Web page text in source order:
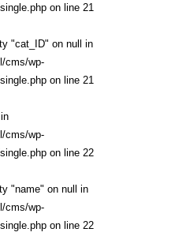
on line 21
"cat_ID" on null in
cms/wp-
on line 21
cms/wp-
on line 22
"name" on null in
cms/wp-
on line 22